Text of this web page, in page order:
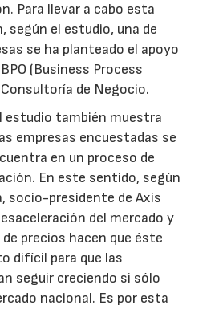
Para llevar a cabo esta
según el estudio, una de
se ha planteado el apoyo
(Business Process
de Negocio.
estudio también muestra
empresas encuestadas se
en un proceso de
En este sentido, según
socio-presidente de Axis
del mercado y
precios hacen que éste
difícil para que las
seguir creciendo si sólo
nacional. Es por esta